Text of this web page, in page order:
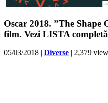
Oscar 2018. ”The Shape
film. Vezi LISTA
05/03/2018 | Diverse | 2,379